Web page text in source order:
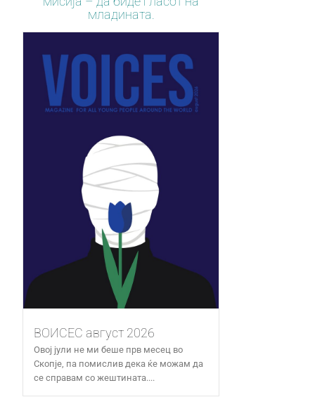
младината.
ВОИСЕС август 2026
Овој јули не ми беше прв месец во
Скопје, па помислив дека ќе можам да
се справам со жештината....